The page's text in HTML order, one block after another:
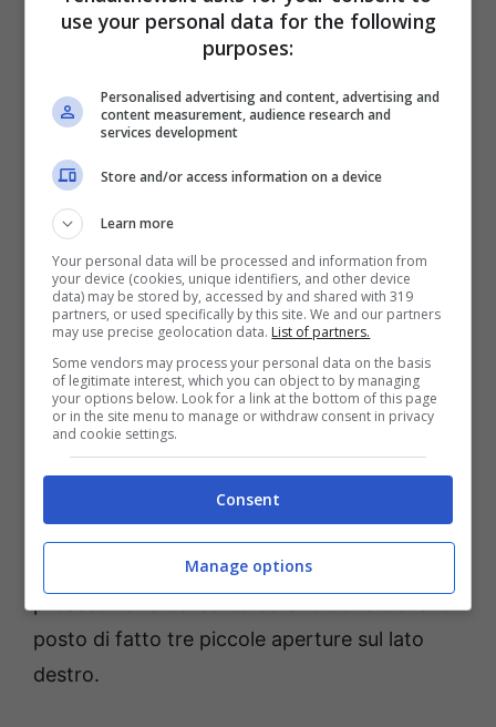
Una Twingo tutta differente (Youtube YOUCAR)
RenaultNews.it
Il nuovo concept sarà esposto al Salone di
Parigi 2024e anticipa l’idea di una citycar del
futuro molto differente da quanto ci
ricordavamo. La quarta generazione di
questo modello sarà lunga 375 cm, larga 173
semicerchio e parabrezza che è la
posto di fatto tre piccole aperture sul lato
destro.
use your personal data for the following
purposes:
Personalised advertising and content, advertising and
content measurement, audience research and
services development
Store and/or access information on a device
Learn more
Your personal data will be processed and information from
your device (cookies, unique identifiers, and other device
data) may be stored by, accessed by and shared with 319
partners, or used specifically by this site. We and our partners
may use precise geolocation data. List of partners.
Some vendors may process your personal data on the basis
of legitimate interest, which you can object to by managing
your options below. Look for a link at the bottom of this page
or in the site menu to manage or withdraw consent in privacy
and cookie settings.
Consent
Manage options